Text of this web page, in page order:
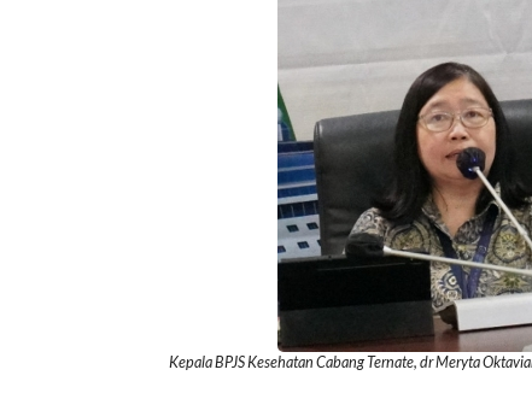
Kepala BPJS Kesehatan Cabang Ternate, dr Meryta